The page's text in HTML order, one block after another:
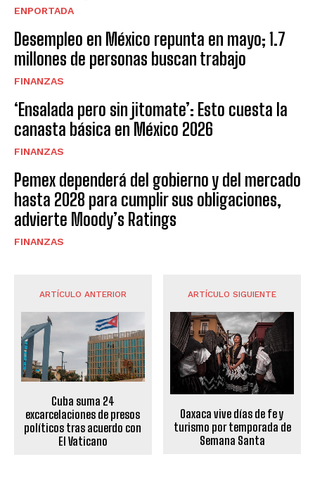
ENPORTADA
Desempleo en México repunta en mayo; 1.7
millones de personas buscan trabajo
FINANZAS
‘Ensalada pero sin jitomate’: Esto cuesta la
canasta básica en México 2026
FINANZAS
Pemex dependerá del gobierno y del mercado
hasta 2028 para cumplir sus obligaciones,
advierte Moody’s Ratings
FINANZAS
ARTÍCULO ANTERIOR
Cuba suma 24
excarcelaciones de presos
políticos tras acuerdo con
El Vaticano
ARTÍCULO SIGUIENTE
Oaxaca vive días de fe y
turismo por temporada de
Semana Santa